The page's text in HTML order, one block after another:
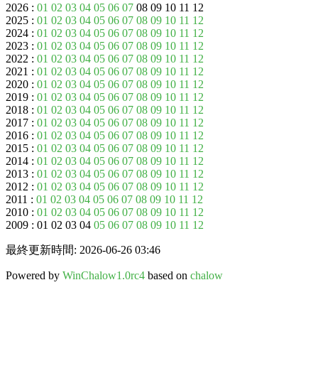
2026 : 01 02 03 04 05 06 07 08 09 10 11 12
2025 : 01 02 03 04 05 06 07 08 09 10 11 12
2024 : 01 02 03 04 05 06 07 08 09 10 11 12
2023 : 01 02 03 04 05 06 07 08 09 10 11 12
2022 : 01 02 03 04 05 06 07 08 09 10 11 12
2021 : 01 02 03 04 05 06 07 08 09 10 11 12
2020 : 01 02 03 04 05 06 07 08 09 10 11 12
2019 : 01 02 03 04 05 06 07 08 09 10 11 12
2018 : 01 02 03 04 05 06 07 08 09 10 11 12
2017 : 01 02 03 04 05 06 07 08 09 10 11 12
2016 : 01 02 03 04 05 06 07 08 09 10 11 12
2015 : 01 02 03 04 05 06 07 08 09 10 11 12
2014 : 01 02 03 04 05 06 07 08 09 10 11 12
2013 : 01 02 03 04 05 06 07 08 09 10 11 12
2012 : 01 02 03 04 05 06 07 08 09 10 11 12
2011 : 01 02 03 04 05 06 07 08 09 10 11 12
2010 : 01 02 03 04 05 06 07 08 09 10 11 12
2009 : 01 02 03 04 05 06 07 08 09 10 11 12
最終更新時間: 2026-06-26 03:46
Powered by WinChalow1.0rc4 based on chalow